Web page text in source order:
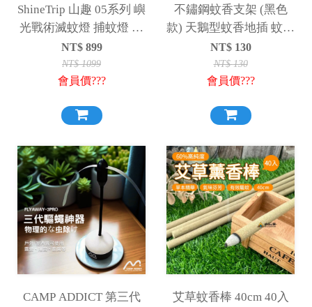
ShineTrip 山趣 05系列 嶼
光戰術滅蚊燈 捕蚊燈 露
營燈 照明燈 滅蚊 驅蚊
NT$ 899
NT$1099
會員價???
不鏽鋼蚊香支架 (黑色
款) 天鵝型蚊香地插 蚊香
支架
NT$ 130
NT$130
會員價???
CAMP ADDICT 第三代
艾草蚊香棒 40cm 40入